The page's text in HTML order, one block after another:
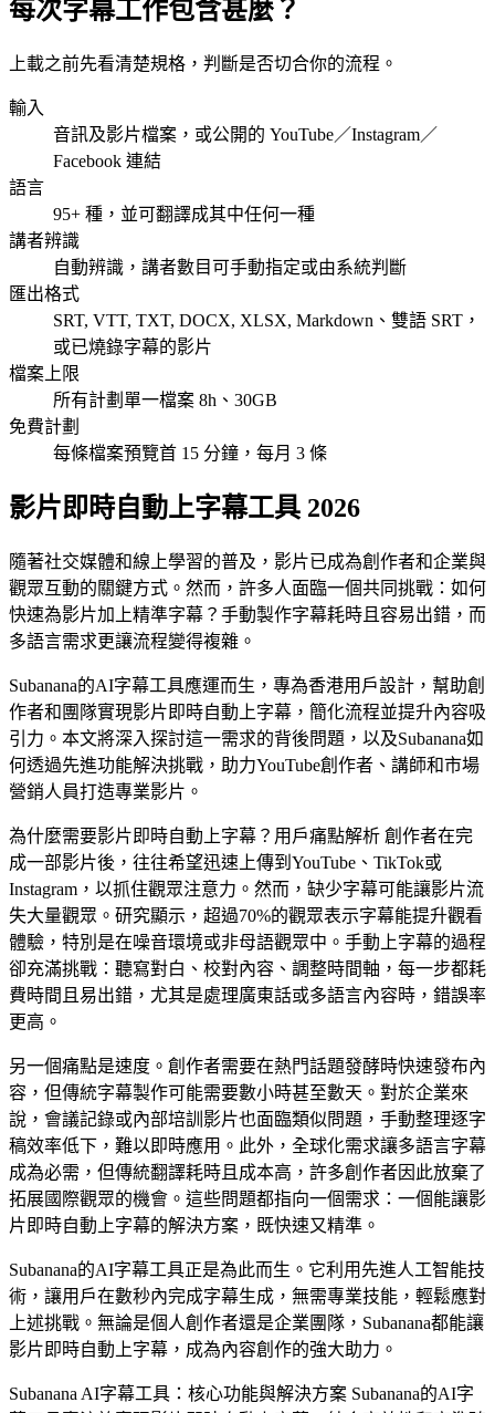
每次字幕工作包含甚麼？
上載之前先看清楚規格，判斷是否切合你的流程。
輸入
音訊及影片檔案，或公開的 YouTube／Instagram／
Facebook 連結
語言
95+ 種，並可翻譯成其中任何一種
講者辨識
自動辨識，講者數目可手動指定或由系統判斷
匯出格式
SRT, VTT, TXT, DOCX, XLSX, Markdown、雙語 SRT，
或已燒錄字幕的影片
檔案上限
所有計劃單一檔案 8h、30GB
免費計劃
每條檔案預覽首 15 分鐘，每月 3 條
影片即時自動上字幕工具 2026
隨著社交媒體和線上學習的普及，影片已成為創作者和企業與
觀眾互動的關鍵方式。然而，許多人面臨一個共同挑戰：如何
快速為影片加上精準字幕？手動製作字幕耗時且容易出錯，而
多語言需求更讓流程變得複雜。
Subanana的AI字幕工具應運而生，專為香港用戶設計，幫助創
作者和團隊實現影片即時自動上字幕，簡化流程並提升內容吸
引力。本文將深入探討這一需求的背後問題，以及Subanana如
何透過先進功能解決挑戰，助力YouTube創作者、講師和市場
營銷人員打造專業影片。
為什麼需要影片即時自動上字幕？用戶痛點解析 創作者在完
成一部影片後，往往希望迅速上傳到YouTube、TikTok或
Instagram，以抓住觀眾注意力。然而，缺少字幕可能讓影片流
失大量觀眾。研究顯示，超過70%的觀眾表示字幕能提升觀看
體驗，特別是在噪音環境或非母語觀眾中。手動上字幕的過程
卻充滿挑戰：聽寫對白、校對內容、調整時間軸，每一步都耗
費時間且易出錯，尤其是處理廣東話或多語言內容時，錯誤率
更高。
另一個痛點是速度。創作者需要在熱門話題發酵時快速發布內
容，但傳統字幕製作可能需要數小時甚至數天。對於企業來
說，會議記錄或內部培訓影片也面臨類似問題，手動整理逐字
稿效率低下，難以即時應用。此外，全球化需求讓多語言字幕
成為必需，但傳統翻譯耗時且成本高，許多創作者因此放棄了
拓展國際觀眾的機會。這些問題都指向一個需求：一個能讓影
片即時自動上字幕的解決方案，既快速又精準。
Subanana的AI字幕工具正是為此而生。它利用先進人工智能技
術，讓用戶在數秒內完成字幕生成，無需專業技能，輕鬆應對
上述挑戰。無論是個人創作者還是企業團隊，Subanana都能讓
影片即時自動上字幕，成為內容創作的強大助力。
Subanana AI字幕工具：核心功能與解決方案 Subanana的AI字